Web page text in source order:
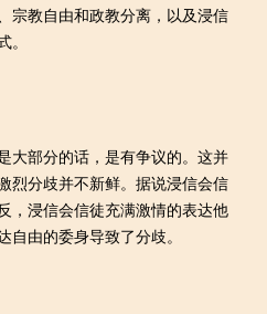
宗教自由和政教分离，以及浸信
大部分的话，是有争议的。这并
烈分歧并不新鲜。据说浸信会信
，浸信会信徒充满激情的表达他
由的委身导致了分歧。